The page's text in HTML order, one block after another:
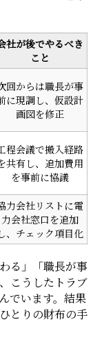
社が後でやるべき
こと
回からは職長が事
に現調し、仮設計
画図を修正
程会議で搬入経路
共有し、追加費用
を事前に協議
力会社リストに電
力会社窓口を追加
、チェック項目化
る」「職長が事
こうしたトラブ
でいます。結果
とりの財布の手